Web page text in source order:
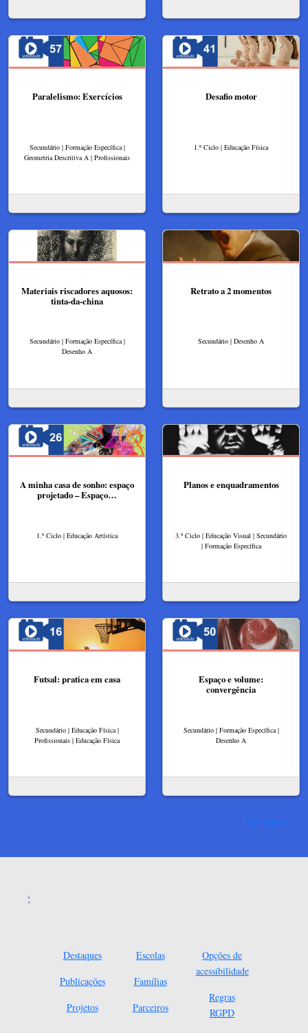
Paralelismo: Exercícios
Secundário | Formação Específica |
Geometria Descritiva A | Profissionais
Desafio motor
1.º Ciclo | Educação Física
Materiais riscadores aquosos:
tinta-da-china
Secundário | Formação Específica |
Desenho A
Retrato a 2 momentos
Secundário | Desenho A
A minha casa de sonho: espaço
projetado – Espaço…
1.º Ciclo | Educação Artística
Planos e enquadramentos
3.º Ciclo | Educação Visual | Secundário
| Formação Específica
Futsal: pratica em casa
Secundário | Educação Física |
Profissionais | Educação Física
Espaço e volume:
convergência
Secundário | Formação Específica |
Desenho A
Ver mais
Destaques
Publicações
Projetos
Escolas
Famílias
Parceiros
Opções de
acessibilidade
Regras
RGPD